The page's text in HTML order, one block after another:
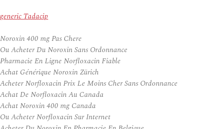
generic Tadacip
Noroxin 400 mg Pas Chere
Ou Acheter Du Noroxin Sans Ordonnance
Pharmacie En Ligne Norfloxacin Fiable
Achat Générique Noroxin Zürich
Acheter Norfloxacin Prix Le Moins Cher Sans Ordonnance
Achat De Norfloxacin Au Canada
Achat Noroxin 400 mg Canada
Ou Acheter Norfloxacin Sur Internet